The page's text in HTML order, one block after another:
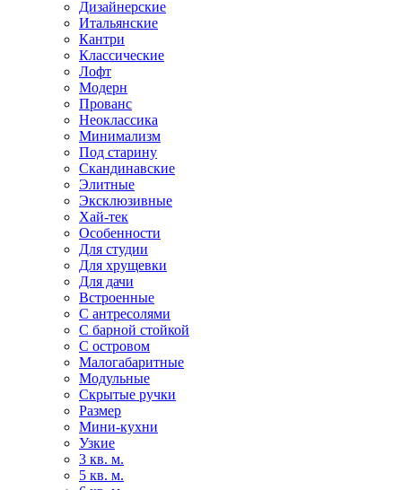
Дизайнерские
Итальянские
Кантри
Классические
Лофт
Модерн
Прованс
Неоклассика
Минимализм
Под старину
Скандинавские
Элитные
Эксклюзивные
Хай-тек
Особенности
Для студии
Для хрущевки
Для дачи
Встроенные
С антресолями
С барной стойкой
С островом
Малогабаритные
Модульные
Скрытые ручки
Размер
Мини-кухни
Узкие
3 кв. м.
5 кв. м.